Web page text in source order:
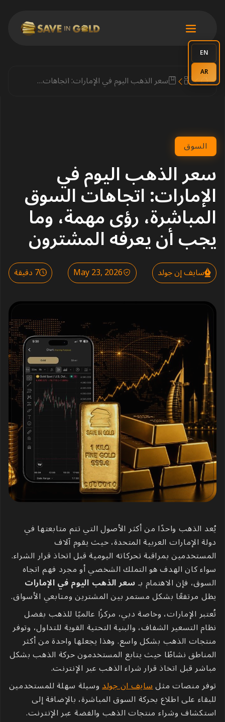
سعر الذهب اليوم في الإمارات: اتجاهات السوق المباشرة، رؤى مهمة، وما يجب أن يعرفه المشترون
السوق
سعر الذهب اليوم في
الإمارات: اتجاهات السوق
المباشرة، رؤى مهمة، وما
يجب أن يعرفه المشترون
سايف إن جولد May 23, 2026 7 دقيقة
يُعد الذهب واحدًا من أكثر الأصول التي تتم متابعتها في
دولة الإمارات العربية المتحدة، حيث يقوم آلاف
المستخدمين بمراقبة تحركاته اليومية قبل اتخاذ قرار الشراء.
سواء كان الهدف هو التملك الشخصي أو مجرد فهم اتجاه
السوق، فإن الاهتمام بـسعر الذهب اليوم في الإمارات
يظل مرتفعًا بشكل مستمر بين المشترين ومتابعي الأسواق.
تُعتبر الإمارات، وخاصة دبي، مركزًا عالميًا للذهب بفضل
نظام التسعير الشفاف، والبنية التحتية القوية للتداول، وتوفر
منتجات الذهب بشكل واسع. وهذا يجعلها واحدة من أكثر
المناطق نشاطًا حيث يتابع المستخدمون حركة الذهب بشكل
مباشر قبل اتخاذ قرار شراء الذهب عبر الإنترنت.
توفر منصات مثلسايف ان جولدوسيلة سهلة للمستخدمين
للبقاء على اطلاع بحركة السوق المباشرة، بالإضافة إلى
استكشاف وشراء منتجات الذهب والفضة عبر الإنترنت.
EN
AR